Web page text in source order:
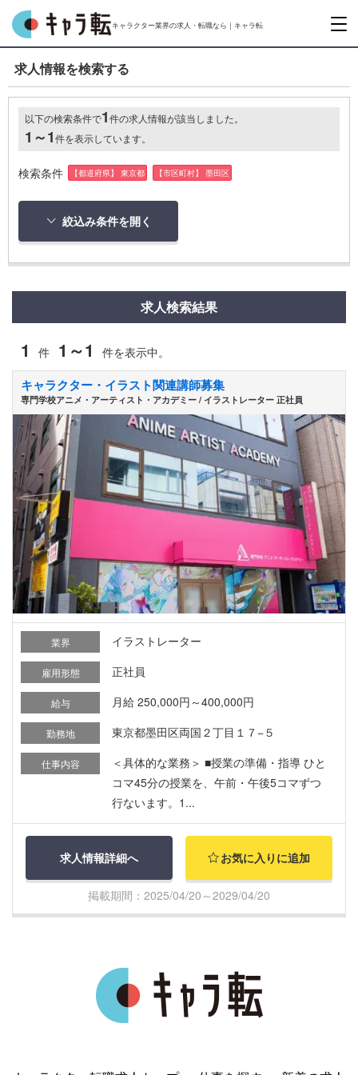
キャラクター業界の求人・転職なら｜キャラ転
求人情報を検索する
以下の検索条件で1件の求人情報が該当しました。
1～1件を表示しています。
検索条件 【都道府県】 東京都 【市区町村】 墨田区
絞込み条件を開く
求人検索結果
1 件 1～1 件を表示中。
キャラクター・イラスト関連講師募集
専門学校アニメ・アーティスト・アカデミー / イラストレーター 正社員
業界 イラストレーター
雇用形態 正社員
給与 月給 250,000円～400,000円
勤務地 東京都墨田区両国２丁目１７−５
仕事内容
＜具体的な業務＞ ■授業の準備・指導 ひと
コマ45分の授業を、午前・午後5コマずつ
行ないます。1...
求人情報詳細へ お気に入りに追加
掲載期間：2025/04/20～2029/04/20